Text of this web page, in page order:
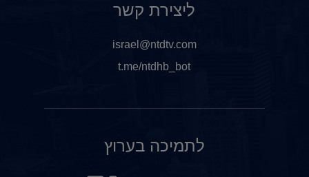
לתמיכה בערוץ
ליצירת קשר
israel@ntdtv.com
t.me/ntdhb_bot